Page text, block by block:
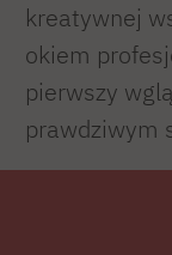
kreatywnej
okiem
pierwszy
prawdziwym